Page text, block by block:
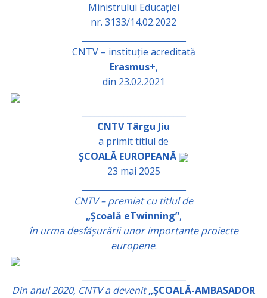
Ministrului Educației
nr. 3133/14.02.2022
CNTV – instituție acreditată
Erasmus+,
din 23.02.2021
CNTV Târgu Jiu
a primit titlul de
ȘCOALĂ EUROPEANĂ
23 mai 2025
CNTV – premiat cu titlul de
„Școală eTwinning”,
în urma desfășurării unor importante proiecte
europene.
Din anul 2020, CNTV a devenit „ȘCOALĂ-AMBASADOR